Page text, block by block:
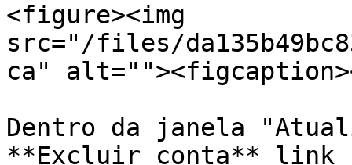
<figure><img
src="/files/
ca"
Dentro da janela
**Excluir conta** link